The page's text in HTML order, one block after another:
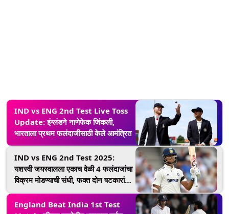
IND vs ENG 2nd Test Live Toss
Update: इंग्लंडने नाणेफेक जिंकली,
भारताला प्रथम फलंदाजीसाठी केले आमंत्रित
IND vs ENG 2nd Test 2025:
यशस्वी जयस्वालला एकाच वेळी 4 फलंदाजांचा
विक्रम मोडण्याची संधी, फक्त दोन षटकारांची
गरज
England Beat India 1st Test